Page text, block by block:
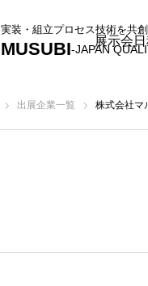
実装・組立プロセス技術を共
MUSUBI-JAPAN
展示会
出展企業一覧 株式会社マ